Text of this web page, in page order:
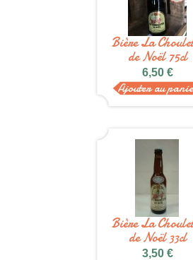
Bière La
de Noël 75cl
6,50 €
Ajouter au
Bière La
de Noël 33cl
3,50 €